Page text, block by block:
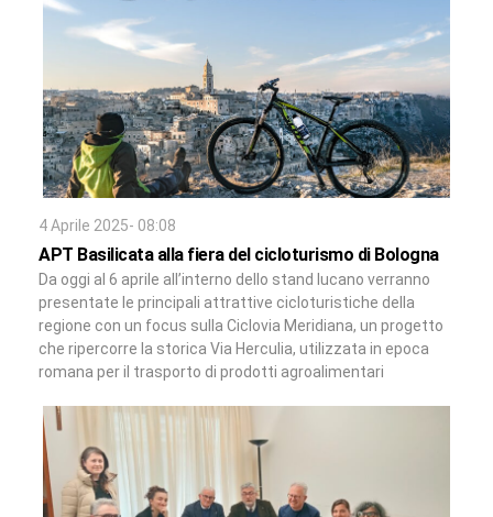
4 Aprile 2025- 08:08
APT Basilicata alla fiera del cicloturismo di Bologna
Da oggi al 6 aprile all’interno dello stand lucano verranno
presentate le principali attrattive cicloturistiche della
regione con un focus sulla Ciclovia Meridiana, un progetto
che ripercorre la storica Via Herculia, utilizzata in epoca
romana per il trasporto di prodotti agroalimentari